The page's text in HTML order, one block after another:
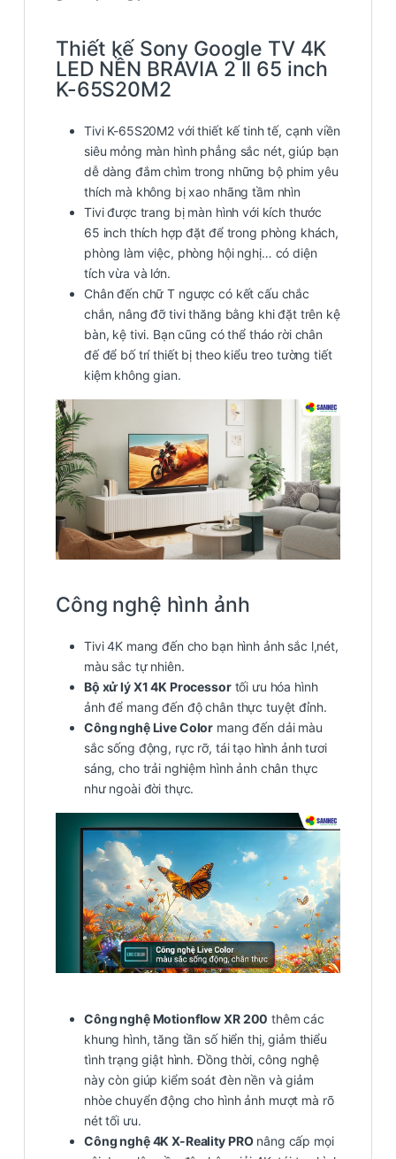
Thiết kế Sony Google TV 4K
LED NỀN BRAVIA 2 II 65 inch
K-65S20M2
Tivi K-65S20M2 với thiết kế tinh tế, cạnh viền
siêu mỏng màn hình phẳng sắc nét, giúp bạn
dễ dàng đắm chìm trong những bộ phim yêu
thích mà không bị xao nhãng tầm nhìn
Tivi được trang bị màn hình với kích thước
65 inch thích hợp đặt để trong phòng khách,
phòng làm việc, phòng hội nghị… có diện
tích vừa và lớn.
Chân đến chữ T ngược có kết cấu chắc
chắn, nâng đỡ tivi thăng bằng khi đặt trên kệ
bàn, kệ tivi. Bạn cũng có thể tháo rời chân
đế để bố trí thiết bị theo kiểu treo tường tiết
kiệm không gian.
Công nghệ hình ảnh
Tivi 4K mang đến cho bạn hình ảnh sắc l,nét,
màu sắc tự nhiên.
Bộ xử lý X1 4K Processortối ưu hóa hình
ảnh để mang đến độ chân thực tuyệt đỉnh.
Công nghệ Live Color mang đến dải màu
sắc sống động, rực rỡ, tái tạo hình ảnh tươi
sáng, cho trải nghiệm hình ảnh chân thực
như ngoài đời thực.
Công nghệ Motionflow XR 200 thêm các
khung hình, tăng tần số hiển thị, giảm thiểu
tình trạng giật hình. Đồng thời, công nghệ
này còn giúp kiểm soát đèn nền và giảm
nhòe chuyển động cho hình ảnh mượt mà rõ
nét tối ưu.
Công nghệ 4K X-Reality PROnâng cấp mọi